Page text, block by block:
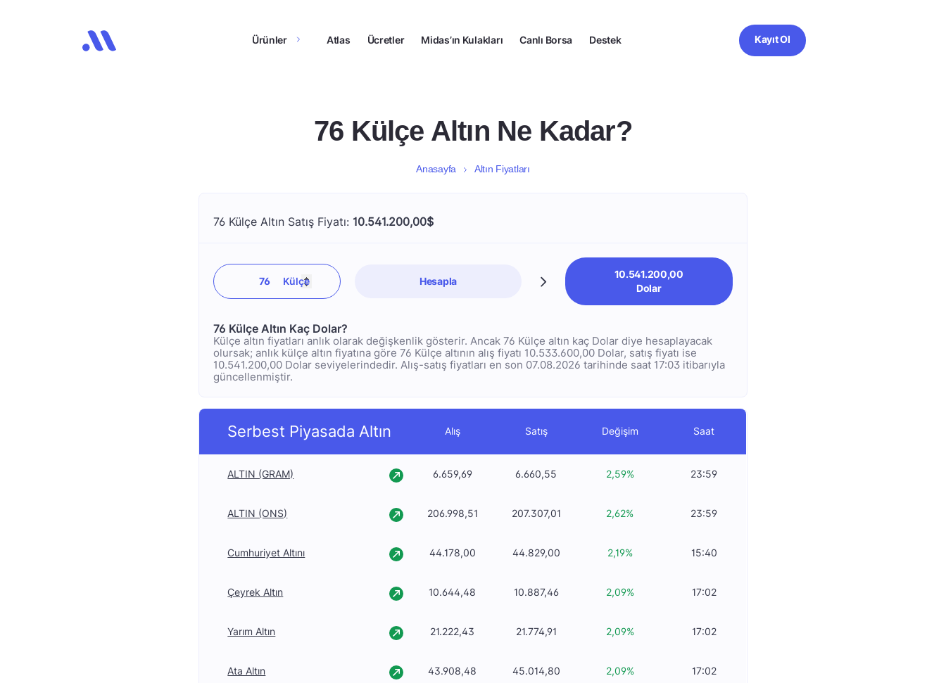
Ürünler Atlas Ücretler Midas’ın Kulakları Canlı Borsa Destek Kayıt Ol
76 Külçe Altın Ne Kadar?
Anasayfa Altın Fiyatları
76 Külçe Altın Satış Fiyatı: 10.541.200,00$
Hesapla
10.541.200,00
Dolar
76 Külçe Altın Kaç Dolar?
Külçe altın fiyatları anlık olarak değişkenlik gösterir. Ancak 76 Külçe altın kaç Dolar diye hesaplayacak
olursak; anlık külçe altın fiyatına göre 76 Külçe altının alış fiyatı 10.533.600,00 Dolar, satış fiyatı ise
10.541.200,00 Dolar seviyelerindedir. Alış-satış fiyatları en son 07.08.2026 tarihinde saat 17:03 itibarıyla
güncellenmiştir.
Serbest Piyasada Altın Alış Satış Değişim Saat
ALTIN (GRAM) 6.659,69 6.660,55 2,59% 23:59
ALTIN (ONS) 206.998,51 207.307,01 2,62% 23:59
Cumhuriyet Altını 44.178,00 44.829,00 2,19% 15:40
Çeyrek Altın 10.644,48 10.887,46 2,09% 17:02
Yarım Altın 21.222,43 21.774,91 2,09% 17:02
Ata Altın 43.908,48 45.014,80 2,09% 17:02